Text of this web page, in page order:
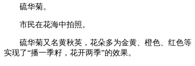
硫华菊。
市民在花海中拍照。
硫华菊又名黄秋英，花朵多为金黄、橙色、红色
实现了“播一季籽，花开两季”的效果。